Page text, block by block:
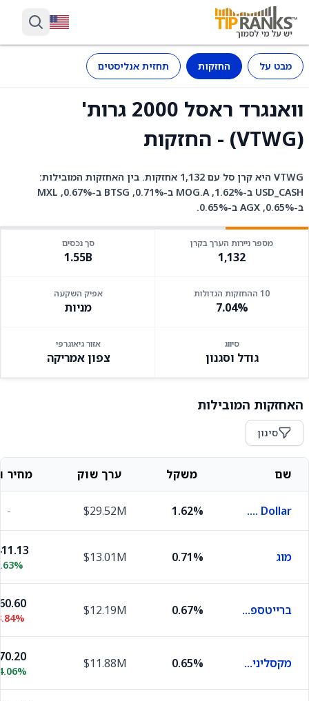
מבט על החזקות תחזית אנליסטים
וואנגרד ראסל 2000 גרות'
(VTWG) - החזקות
VTWG היא קרן סל עם 1,132 אחזקות. בין האחזקות המובילות:
USD_CASH ב-1.62%, MOG.A ב-0.71%, BTSG ב-0.67%, MXL
ב-0.65%, AGX ב-0.65%.
מספר ניירות הערך בקרן
1,132
סך נכסים
1.55B
10 ההחזקות הגדולות
7.04%
אפיק השקעה
מניות
סיווג
גודל וסגנון
אזור גיאוגרפי
צפון אמריקה
האחזקות המובילות
סינון
שם משקל ערך שוק מחיר
U.S. Dollar
1.62%
$29.52M
-
מוג 0.71%
$13.01M
ברייטספרינג הלת' סרביסז 0.67%
$12.19M
מקסליניאר 0.65%
$11.88M